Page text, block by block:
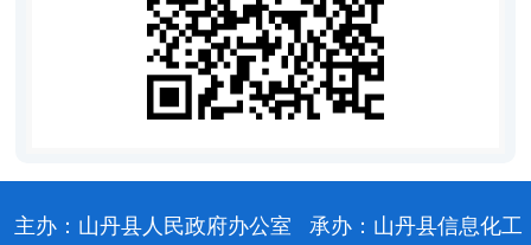
主办：山丹县人民政府办公室 承办：山丹县信息化工